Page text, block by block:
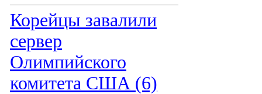
Корейцы завалили
сервер
Олимпийского
комитета США (6)